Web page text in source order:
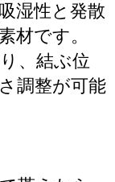
湿性と発散
材です。
、結ぶ位
調整が可能